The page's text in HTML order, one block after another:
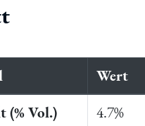
Wert
(% Vol.)
4.7%